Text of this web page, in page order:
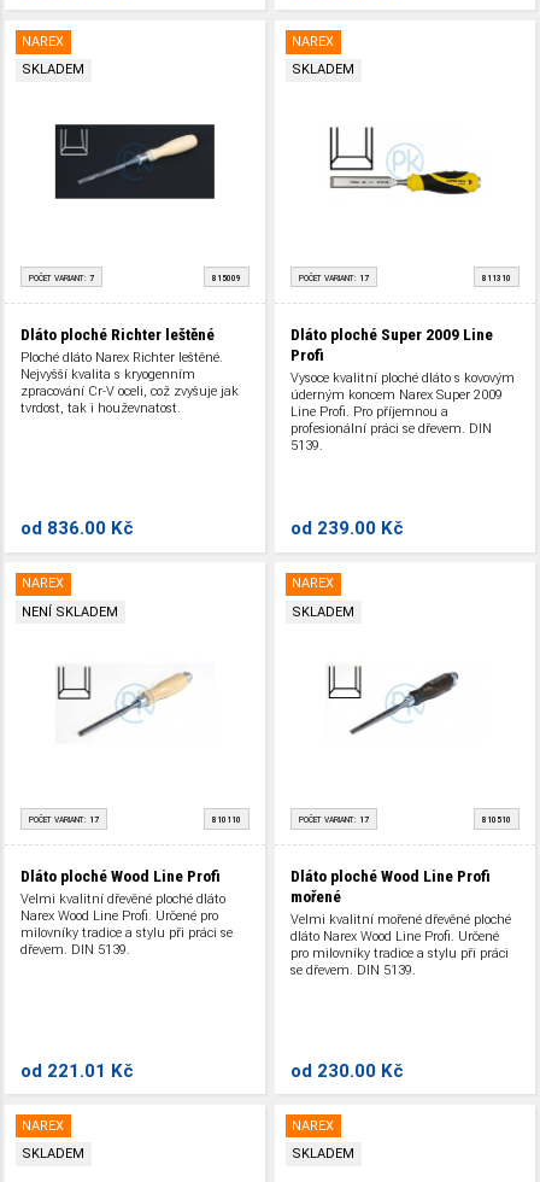
NAREX
SKLADEM
POČET VARIANT: 7 815009
Dláto ploché Richter leštěné
Ploché dláto Narex Richter leštěné.
Nejvyšší kvalita s kryogenním
zpracování Cr-V oceli, což zvyšuje jak
tvrdost, tak i houževnatost.
od 836.00 Kč
NAREX
SKLADEM
POČET VARIANT: 17 811310
Dláto ploché Super 2009 Line
Profi
Vysoce kvalitní ploché dláto s kovovým
úderným koncem Narex Super 2009
Line Profi. Pro příjemnou a
profesionální práci se dřevem. DIN
5139.
od 239.00 Kč
NAREX
NENÍ SKLADEM
POČET VARIANT: 17 810110
Dláto ploché Wood Line Profi
Velmi kvalitní dřevěné ploché dláto
Narex Wood Line Profi. Určené pro
milovníky tradice a stylu při práci se
dřevem. DIN 5139.
od 221.01 Kč
NAREX
SKLADEM
POČET VARIANT: 17 810510
Dláto ploché Wood Line Profi
mořené
Velmi kvalitní mořené dřevěné ploché
dláto Narex Wood Line Profi. Určené
pro milovníky tradice a stylu při práci
se dřevem. DIN 5139.
od 230.00 Kč
NAREX
SKLADEM
NAREX
SKLADEM